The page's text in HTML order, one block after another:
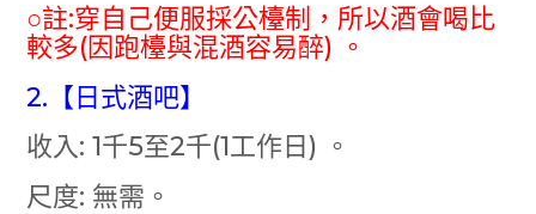
○註:穿自己便服採公檯制，所以酒會喝比
較多(因跑檯與混酒容易醉) 。
2.【日式酒吧】
收入: 1千5至2千(1工作日) 。
尺度: 無需。